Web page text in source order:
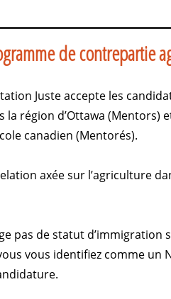
de contrepartie
Juste accepte les
région d’Ottawa (Mentors)
canadien (Mentorés).
axée sur l’agriculture
pas de statut
vous identifiez comme